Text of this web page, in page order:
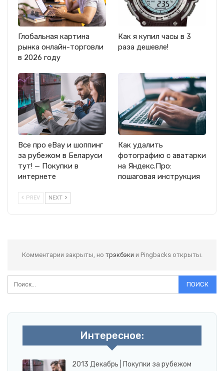
Глобальная картина
рынка онлайн-торговли
в 2026 году
Как я купил часы в 3
раза дешевле!
Все про eBay и шоппинг
за рубежом в Беларуси
тут! — Покупки в
интернете
Как удалить
фотографию с аватарки
на Яндекс.Про:
пошаговая инструкция
PREV NEXT
Комментарии закрыты, но трэкбэки и Pingbacks открыты.
Интересное:
2013 Декабрь | Покупки за рубежом